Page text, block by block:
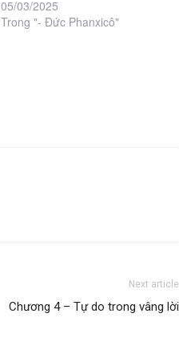
05/03/2025
Trong "- Đức Phanxicô"
Next article
Chương 4 – Tự do trong vâng lời